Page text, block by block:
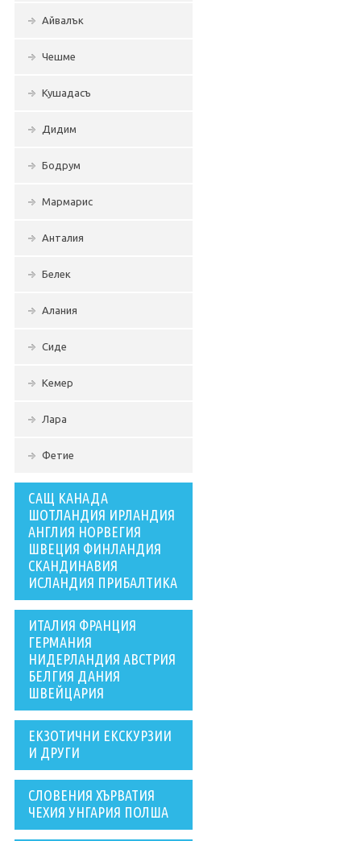
Айвалък
Чешме
Кушадасъ
Дидим
Бодрум
Мармарис
Анталия
Белек
Алания
Сиде
Кемер
Лара
Фетие
САЩ КАНАДА
ШОТЛАНДИЯ ИРЛАНДИЯ
АНГЛИЯ НОРВЕГИЯ
ШВЕЦИЯ ФИНЛАНДИЯ
СКАНДИНАВИЯ
ИСЛАНДИЯ ПРИБАЛТИКА
ИТАЛИЯ ФРАНЦИЯ
ГЕРМАНИЯ
НИДЕРЛАНДИЯ АВСТРИЯ
БЕЛГИЯ ДАНИЯ
ШВЕЙЦАРИЯ
ЕКЗОТИЧНИ ЕКСКУРЗИИ
И ДРУГИ
СЛОВЕНИЯ ХЪРВАТИЯ
ЧЕХИЯ УНГАРИЯ ПОЛША